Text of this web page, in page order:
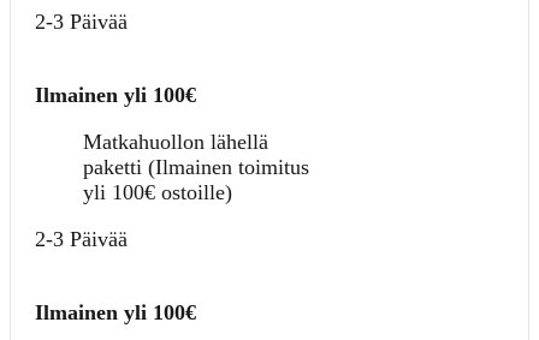
2-3 Päivää
Ilmainen yli 100€
Matkahuollon lähellä
paketti (Ilmainen toimitus
yli 100€ ostoille)
2-3 Päivää
Ilmainen yli 100€